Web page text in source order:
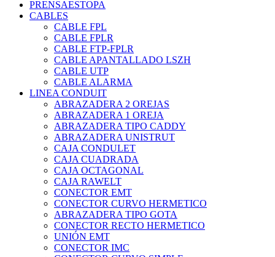
PRENSAESTOPA
CABLES
CABLE FPL
CABLE FPLR
CABLE FTP-FPLR
CABLE APANTALLADO LSZH
CABLE UTP
CABLE ALARMA
LINEA CONDUIT
ABRAZADERA 2 OREJAS
ABRAZADERA 1 OREJA
ABRAZADERA TIPO CADDY
ABRAZADERA UNISTRUT
CAJA CONDULET
CAJA CUADRADA
CAJA OCTAGONAL
CAJA RAWELT
CONECTOR EMT
CONECTOR CURVO HERMETICO
ABRAZADERA TIPO GOTA
CONECTOR RECTO HERMETICO
UNIÓN EMT
CONECTOR IMC